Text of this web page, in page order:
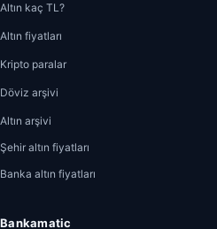
Altın kaç TL?
Altın fiyatları
Kripto paralar
Döviz arşivi
Altın arşivi
Şehir altın fiyatları
Banka altın fiyatları
Bankamatic